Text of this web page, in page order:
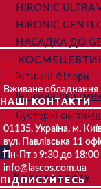
HIRONIC ULTRA
HIRONIC
НАСАДКА ДО
Інтимні філери
Інтимна
Бустерні системи
+
Косметологу
Медичне обладнання
SPA обладнання
Вживане обладнання
НАШІ КОНТАКТИ
+38 (044) 499-96-55
01135, Україна, м.
вул. Павлівська 11
Пн-Пт з 9:30 до 18:00
info@lascos.com.ua
ПІДПИСУЙТЕСЬ